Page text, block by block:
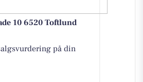
10 6520 Toftlund
på din